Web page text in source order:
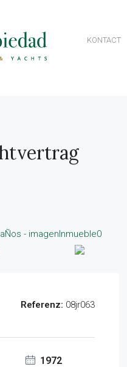
KONTACT
Referenz: 08jr063
1972